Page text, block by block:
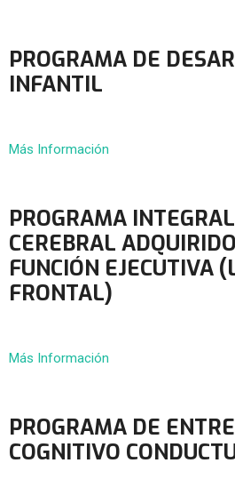
PROGRAMA DE
INFANTIL
Más Información
PROGRAMA
CEREBRAL
FUNCIÓN EJECUTIVA
FRONTAL)
Más Información
PROGRAMA DE
COGNITIVO